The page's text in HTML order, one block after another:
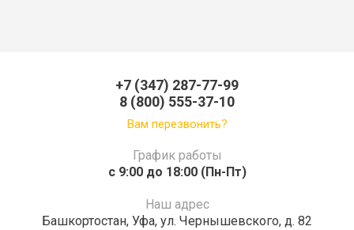
+7 (347) 287-77-99
8 (800) 555-37-10
Вам перезвонить?
График работы
c 9:00 до 18:00 (Пн-Пт)
Наш адрес
Башкортостан, Уфа, ул. Чернышевского, д. 82